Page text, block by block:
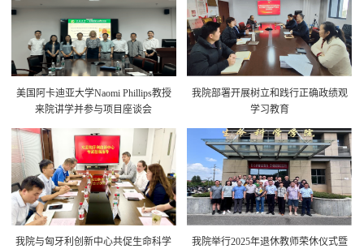
美国阿卡迪亚大学Naomi Phillips教授
来院讲学并参与项目座谈会
我院部署开展树立和践行正确政绩观
学习教育
我院与匈牙利创新中心共促生命科学
我院举行2025年退休教师荣休仪式暨